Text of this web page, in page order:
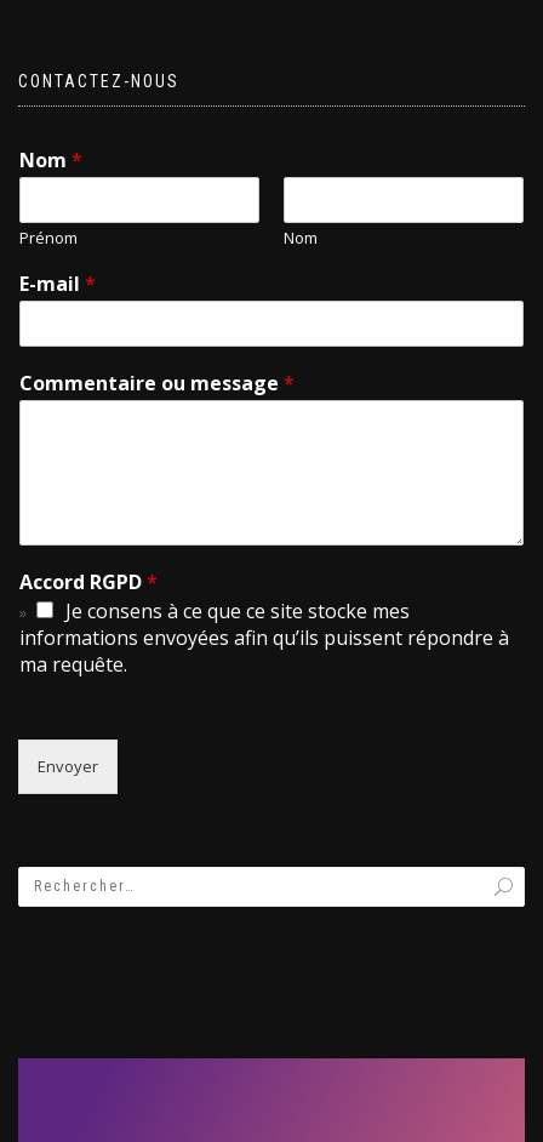
CONTACTEZ-NOUS
Nom *
Prénom Nom
E-mail *
Commentaire ou message *
Accord RGPD*
Je consens à ce que ce site stocke mes
informations envoyées afin qu’ils puissent répondre à
ma requête.
Envoyer